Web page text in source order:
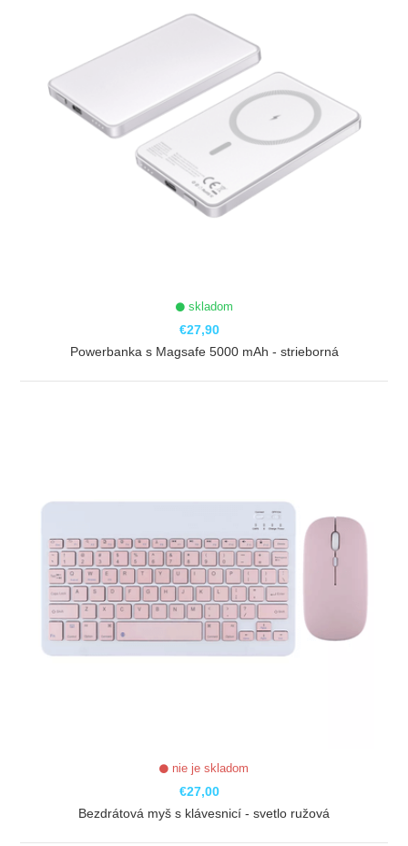
skladom
€27,90
Powerbanka s Magsafe 5000 mAh - strieborná
nie je skladom
€27,00
Bezdrátová myš s klávesnicí - svetlo ružová